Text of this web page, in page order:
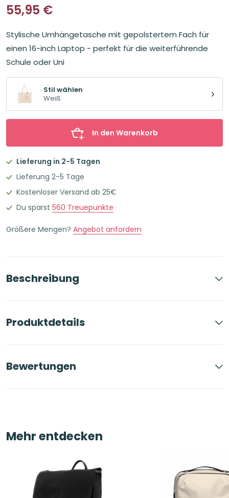
55,95 €
Stylische Umhängetasche mit gepolstertem Fach für
einen 16-inch Laptop - perfekt für die weiterführende
Schule oder Uni
Stil wählen
Weiß
In den Warenkorb
Lieferung in 2-5 Tagen
Lieferung 2-5 Tage
Kostenloser Versand ab 25€
Du sparst 560 Treuepunkte
Größere Mengen? Angebot anfordern
Beschreibung
Produktdetails
Bewertungen
Mehr entdecken